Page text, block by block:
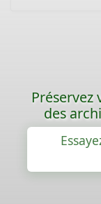
des